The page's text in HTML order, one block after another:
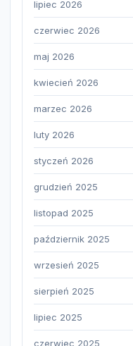
lipiec 2026
czerwiec 2026
maj 2026
kwiecień 2026
marzec 2026
luty 2026
styczeń 2026
grudzień 2025
listopad 2025
październik 2025
wrzesień 2025
sierpień 2025
lipiec 2025
czerwiec 2025